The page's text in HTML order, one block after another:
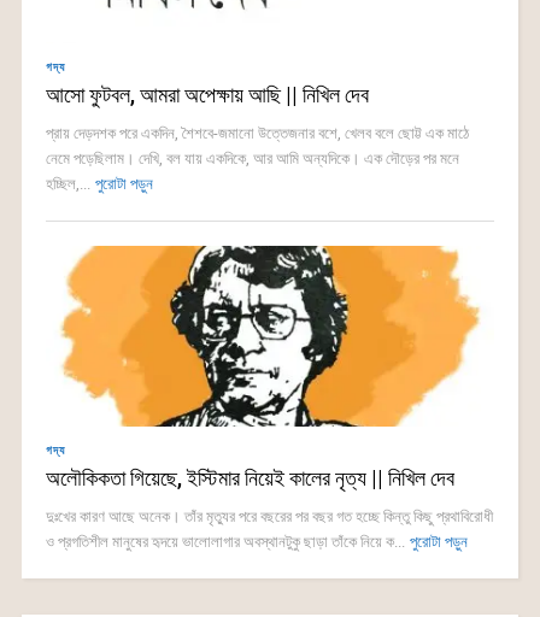
গদ্য
আসো ফুটবল, আমরা অপেক্ষায় আছি || নিখিল দেব
প্রায় দেড়দশক পরে একদিন, শৈশবে-জমানো উত্তেজনার বশে, খেলব বলে ছোট্ট এক মাঠে
নেমে পড়েছিলাম। দেখি, বল যায় একদিকে, আর আমি অন্যদিকে। এক দৌড়ের পর মনে
হচ্ছিল,... পুরোটা পড়ুন
গদ্য
অলৌকিকতা গিয়েছে, ইস্টিমার নিয়েই কালের নৃত্য || নিখিল দেব
দুঃখের কারণ আছে অনেক। তাঁর মৃত্যুর পরে বছরের পর বছর গত হচ্ছে কিন্তু কিছু প্রথাবিরোধী
ও প্রগতিশীল মানুষের হৃদয়ে ভালোলাগার অবস্থানটুকু ছাড়া তাঁকে নিয়ে ক... পুরোটা পড়ুন